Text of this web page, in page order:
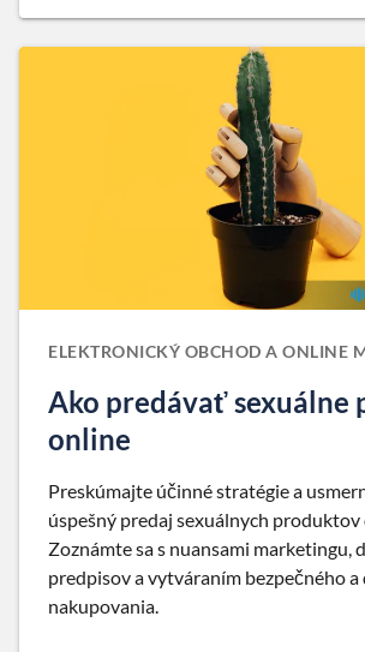
ELEKTRONICKÝ OBCHOD A ONLINE
Ako predávať sexuálne
online
Preskúmajte účinné stratégie a
úspešný predaj sexuálnych produktov
Zoznámte sa s nuansami marketingu,
predpisov a vytváraním bezpečného
nakupovania.